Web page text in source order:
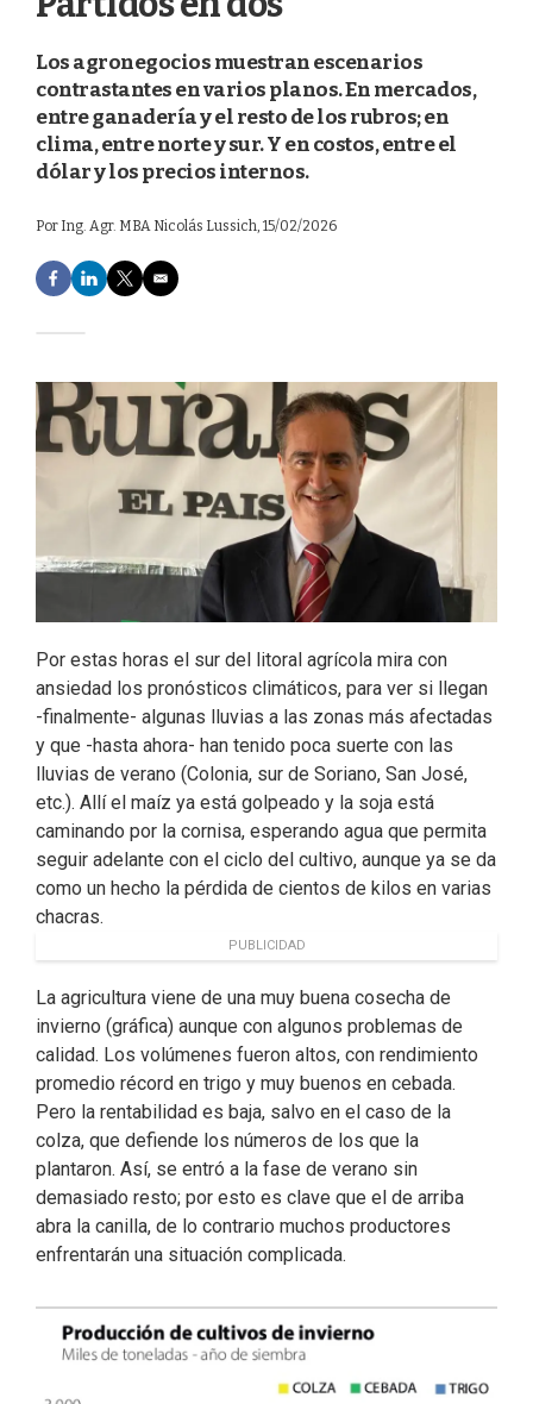
Los agronegocios muestran escenarios
contrastantes en varios planos. En mercados,
entre ganadería y el resto de los rubros; en
clima, entre norte y sur. Y en costos, entre el
dólar y los precios internos.
Por Ing. Agr. MBA Nicolás Lussich, 15/02/2026
F
a
e
o
o
k
L
i
d
I
n
T
w
e
E
m
Por estas horas el sur del litoral agrícola mira con
ansiedad los pronósticos climáticos, para ver si llegan
-finalmente- algunas lluvias a las zonas más afectadas
y que -hasta ahora- han tenido poca suerte con las
lluvias de verano (Colonia, sur de Soriano, San José,
etc.). Allí el maíz ya está golpeado y la soja está
caminando por la cornisa, esperando agua que permita
seguir adelante con el ciclo del cultivo, aunque ya se da
como un hecho la pérdida de cientos de kilos en varias
chacras.
PUBLICIDAD
La agricultura viene de una muy buena cosecha de
invierno (gráfica) aunque con algunos problemas de
calidad. Los volúmenes fueron altos, con rendimiento
promedio récord en trigo y muy buenos en cebada.
Pero la rentabilidad es baja, salvo en el caso de la
colza, que defiende los números de los que la
plantaron. Así, se entró a la fase de verano sin
demasiado resto; por esto es clave que el de arriba
abra la canilla, de lo contrario muchos productores
enfrentarán una situación complicada.